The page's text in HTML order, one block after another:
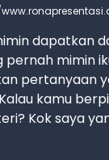
dapatkan
mimin
pertanyaan
kamu
Kok saya